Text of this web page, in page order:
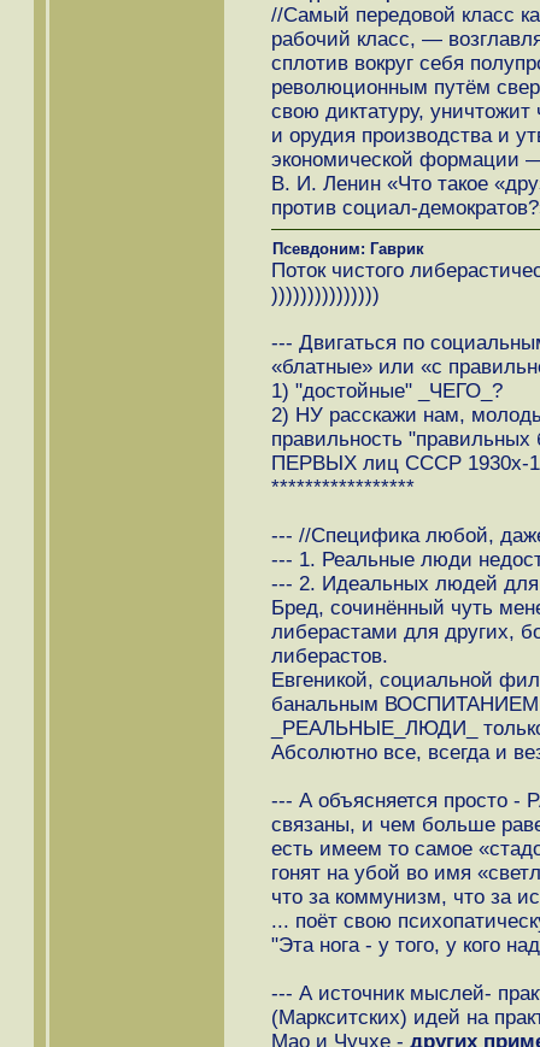
//Самый передовой класс
рабочий класс, —
сплотив вокруг себя
революционным путём
свою диктатуру, уничтожит
и орудия производства и
экономической формации
В. И. Ленин «Что такое
против социал-
Псевдоним: Гаврик
Поток чистого
)))))))))))))))
--- Двигаться по
«блатные» или «с
1) "достойные" _ЧЕГО_?
2) НУ расскажи нам,
правильность
ПЕРВЫХ лиц СССР 1930х-
*****************
--- //Специфика любой,
--- 1. Реальные люди
--- 2. Идеальных людей для
Бред, сочинённый чуть
либерастами для других,
либерастов.
Евгеникой, социальной
банальным ВОСПИТАНИЕМ
_РЕАЛЬНЫЕ_ЛЮДИ_
Абсолютно все, всегда и
--- А объясняется просто
связаны, и чем больше
есть имеем то самое
гонят на убой во имя
что за коммунизм, что за
... поёт свою
"Эта нога - у того, у кого
--- А источник мыслей-
(Маркситских) идей на
Мао и Чучхе - других